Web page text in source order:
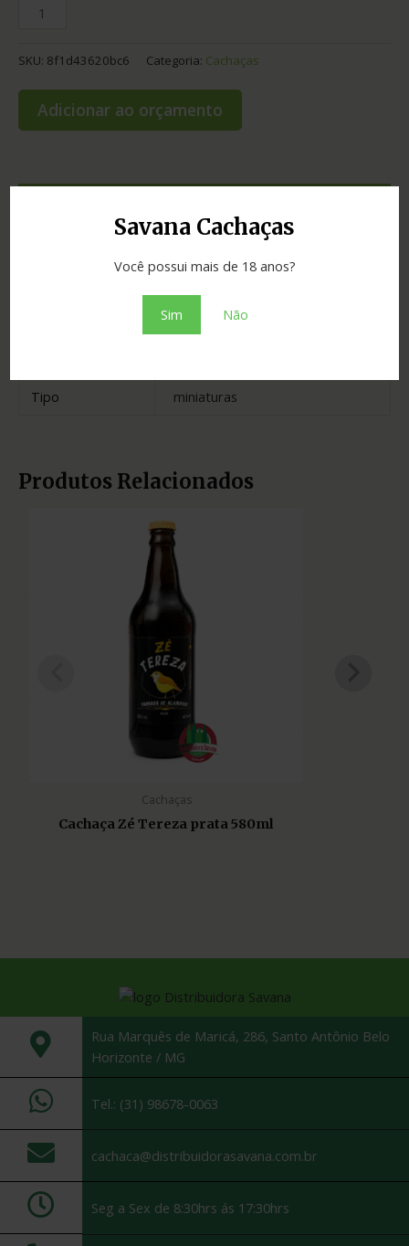
Savana Cachaças
Você possui mais de 18 anos?
Sim Não
SKU: 8f1d43620bc6 Categoria: Cachaças
Adicionar ao orçamento
amburana, bálsamo e carvalho
Tipo
miniaturas
Produtos Relacionados
Cachaças
Cachaça Zé Tereza prata 580ml
Rua Marquês de Maricá, 286, Santo Antônio Belo
Horizonte / MG
Tel.: (31) 98678-0063
cachaca@distribuidorasavana.com.br
Seg a Sex de 8:30hrs ás 17:30hrs